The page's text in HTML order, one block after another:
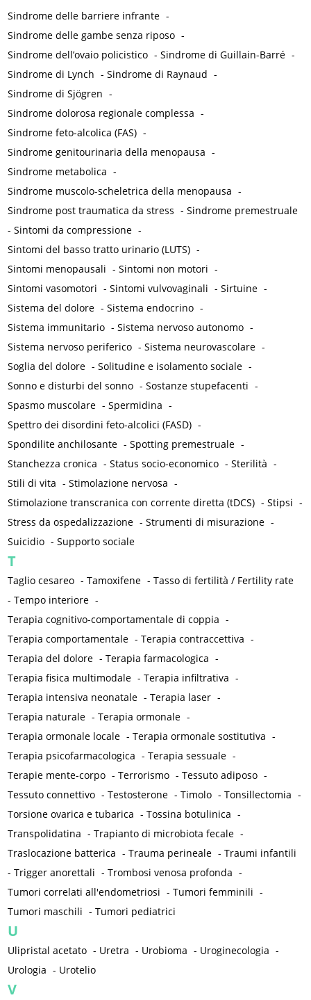
Sindrome delle barriere infrante -
Sindrome delle gambe senza riposo -
Sindrome dell’ovaio policistico -Sindrome di Guillain-Barré -
Sindrome di Lynch -Sindrome di Raynaud -
Sindrome di Sjögren -
Sindrome dolorosa regionale complessa -
Sindrome feto-alcolica (FAS) -
Sindrome genitourinaria della menopausa -
Sindrome metabolica -
Sindrome muscolo-scheletrica della menopausa -
Sindrome post traumatica da stress -Sindrome premestruale
-Sintomi da compressione -
Sintomi del basso tratto urinario (LUTS) -
Sintomi menopausali -Sintomi non motori -
Sintomi vasomotori -Sintomi vulvovaginali -Sirtuine -
Sistema del dolore -Sistema endocrino -
Sistema immunitario -Sistema nervoso autonomo -
Sistema nervoso periferico -Sistema neurovascolare -
Soglia del dolore -Solitudine e isolamento sociale -
Sonno e disturbi del sonno -Sostanze stupefacenti -
Spasmo muscolare -Spermidina -
Spettro dei disordini feto-alcolici (FASD) -
Spondilite anchilosante -Spotting premestruale -
Stanchezza cronica -Status socio-economico -Sterilità -
Stili di vita -Stimolazione nervosa -
Stimolazione transcranica con corrente diretta (tDCS) -Stipsi -
Stress da ospedalizzazione -Strumenti di misurazione -
Suicidio -Supporto sociale
T
Taglio cesareo -Tamoxifene -Tasso di fertilità / Fertility rate
-Tempo interiore -
Terapia cognitivo-comportamentale di coppia -
Terapia comportamentale -Terapia contraccettiva -
Terapia del dolore -Terapia farmacologica -
Terapia fisica multimodale -Terapia infiltrativa -
Terapia intensiva neonatale -Terapia laser -
Terapia naturale -Terapia ormonale -
Terapia ormonale locale -Terapia ormonale sostitutiva -
Terapia psicofarmacologica -Terapia sessuale -
Terapie mente-corpo -Terrorismo -Tessuto adiposo -
Tessuto connettivo -Testosterone -Timolo -Tonsillectomia -
Torsione ovarica e tubarica -Tossina botulinica -
Transpolidatina -Trapianto di microbiota fecale -
Traslocazione batterica -Trauma perineale -Traumi infantili
-Trigger anorettali -Trombosi venosa profonda -
Tumori correlati all'endometriosi -Tumori femminili -
Tumori maschili -Tumori pediatrici
U
Ulipristal acetato - Uretra - Urobioma - Uroginecologia -
Urologia - Urotelio
V